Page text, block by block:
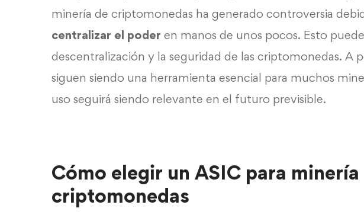
minería de criptomonedas ha generado controversia
centralizar el poder en manos de unos pocos. Esto
descentralización y la seguridad de las criptomonedas. A
siguen siendo una herramienta esencial para muchos
uso seguirá siendo relevante en el futuro previsible.
Cómo elegir un ASIC para minería
criptomonedas